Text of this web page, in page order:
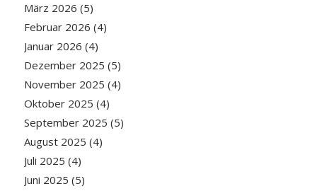
März 2026 (5)
Februar 2026 (4)
Januar 2026 (4)
Dezember 2025 (5)
November 2025 (4)
Oktober 2025 (4)
September 2025 (5)
August 2025 (4)
Juli 2025 (4)
Juni 2025 (5)